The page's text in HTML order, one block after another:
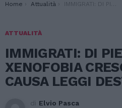
You are here:
Home Attualità IMMIGRATI: DI PIETRO, XENOFOBIA CRESCE ANCHE A CAUSA LEGGI DESTRA =
ATTUALITÀ
IMMIGRATI: DI
XENOFOBIA
CAUSA LEGGI
di Elvio Pasca